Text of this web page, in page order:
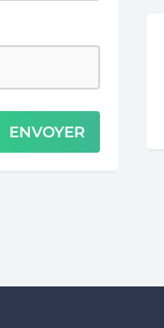
ENVOYER